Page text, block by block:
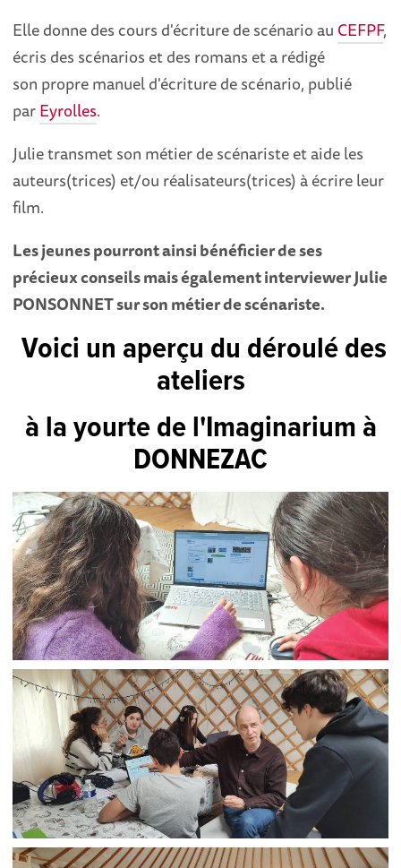
Elle donne des cours d'écriture de scénario au CEFPF,
écris des scénarios et des romans et a rédigé
son propre manuel d'écriture de scénario, publié
parEyrolles.
Julie transmet son métier de scénariste et aide les
auteurs(trices) et/ou réalisateurs(trices) à écrire leur
film.
Les jeunes pourront ainsi bénéficier de ses
précieux conseils mais également interviewer Julie
PONSONNET sur son métier de scénariste.
Voici un aperçu du déroulé des
ateliers
à la yourte de l'Imaginarium à
DONNEZAC